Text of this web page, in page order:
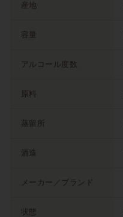
産地
容量
アルコール度数
原料
蒸留所
酒造
メーカー／ブランド
状態